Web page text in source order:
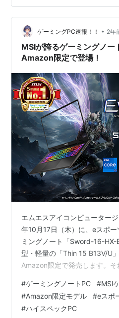
スマスセールが開幕 いよいよ
FRONTIERが今年も「史上最
ゲーミングPC速報！！ • 2年
MSIが誇るゲーミングノー
Amazon限定で登場！
エムエスアイコンピューター
年10月17日（木）に、eスポ
ミングノート「Sword-16-
型・軽量の「Thin 15 B13V/U
Amazon限定で発売します。
り、FPSやバトルロイヤルゲー
は、これらの新製品の魅力を
引き寄せる「Sword-16-HX-
#ゲーミングノートPC #MSI
#Amazon限定モデル #eスポ
#ハイスペックPC